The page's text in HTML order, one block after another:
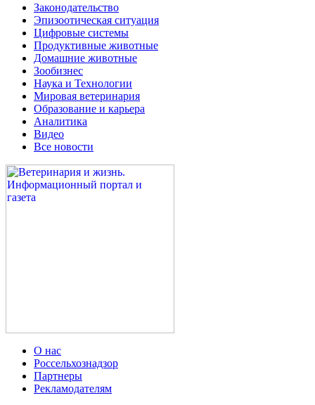
Законодательство
Эпизоотическая ситуация
Цифровые системы
Продуктивные животные
Домашние животные
Зообизнес
Наука и Технологии
Мировая ветеринария
Образование и карьера
Аналитика
Видео
Все новости
О нас
Россельхознадзор
Партнеры
Рекламодателям